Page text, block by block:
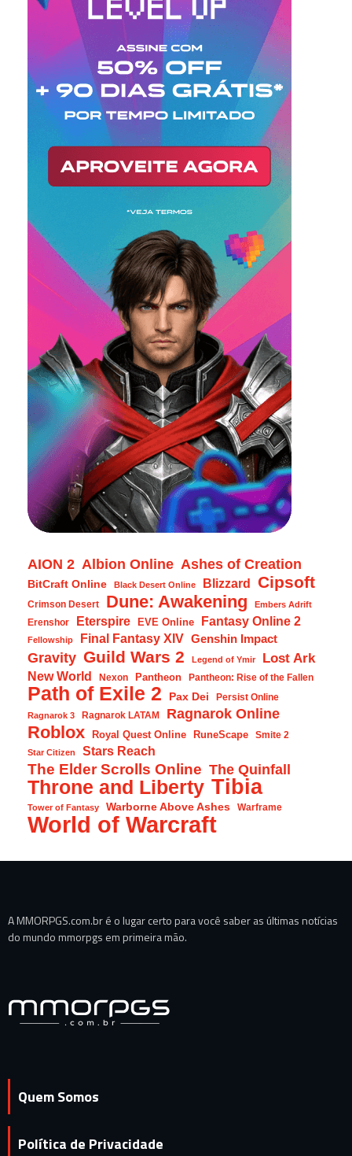
AION 2 Albion Online Ashes of Creation
BitCraft Online Black Desert Online Blizzard Cipsoft
Crimson Desert Dune: Awakening Embers Adrift
Erenshor Eterspire EVE Online Fantasy Online 2
Fellowship Final Fantasy XIV Genshin Impact
Gravity Guild Wars 2 Legend of Ymir Lost Ark
New World Nexon Pantheon Pantheon: Rise of the Fallen
Path of Exile 2 Pax Dei Persist Online
Ragnarok 3 Ragnarok LATAM Ragnarok Online
Roblox Royal Quest Online RuneScape Smite 2
Star Citizen Stars Reach
The Elder Scrolls Online The Quinfall
Throne and Liberty Tibia
Tower of Fantasy Warborne Above Ashes Warframe
World of Warcraft
A MMORPGS.com.br é o lugar certo para você saber as últimas notícias
do mundo mmorpgs em primeira mão.
Quem Somos
Política de Privacidade